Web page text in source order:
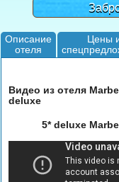
Описание
отеля
Цены
Видео из отеля
deluxe
5* deluxe